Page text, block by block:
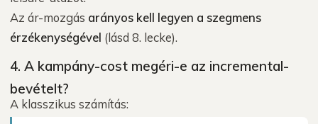
Az ár-mozgás arányos kell legyen a szegmens
érzékenységével (lásd 8. lecke).
4. A kampány-cost megéri-e az incremental-
bevételt?
A klasszikus számítás: